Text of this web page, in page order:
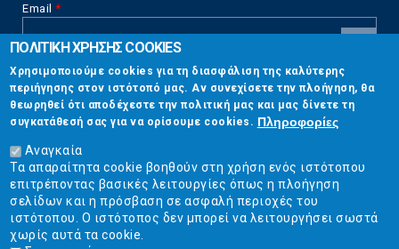
Email *
CAPTCHA
This
question is
for testing
whether or
not you are a
human visitor
and to
prevent
automated
spam
submissions.
Επικοινωνία
Στουρνάρη 17, Αθήνα 10683
2103304444
info@ekpizo.gr
www.ekpizo.gr
ΠΟΛΙΤΙΚΗ ΧΡΗΣΗΣ COOKIES
Χρησιμοποιούμε cookies για τη διασφάλιση της καλύτερης
περιήγησης στον ιστότοπό μας. Αν συνεχίσετε την πλοήγηση, θα
θεωρηθεί ότι αποδέχεστε την πολιτική μας και μας δίνετε τη
συγκατάθεσή σας για να ορίσουμε cookies. Πληροφορίες
Αναγκαία
Τα απαραίτητα cookie βοηθούν στη χρήση ενός ιστότοπου
επιτρέποντας βασικές λειτουργίες όπως η πλοήγηση
σελίδων και η πρόσβαση σε ασφαλή περιοχές του
ιστότοπου. Ο ιστότοπος δεν μπορεί να λειτουργήσει σωστά
χωρίς αυτά τα cookie.